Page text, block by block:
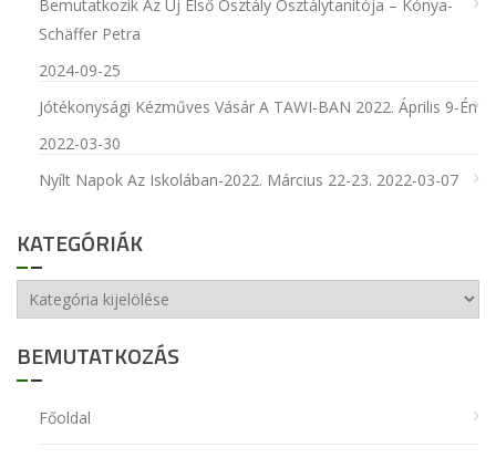
Bemutatkozik Az Új Első Osztály Osztálytanítója – Kónya-
Schäffer Petra
2024-09-25
Jótékonysági Kézműves Vásár A TAWI-BAN 2022. Április 9-Én
2022-03-30
Nyílt Napok Az Iskolában-2022. Március 22-23. 2022-03-07
KATEGÓRIÁK
Kategóriák
BEMUTATKOZÁS
Főoldal